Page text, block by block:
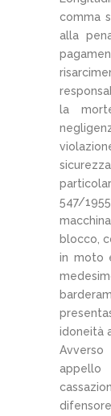
comma
alla
la
547/
macchina
blocco,
in moto
idoneità